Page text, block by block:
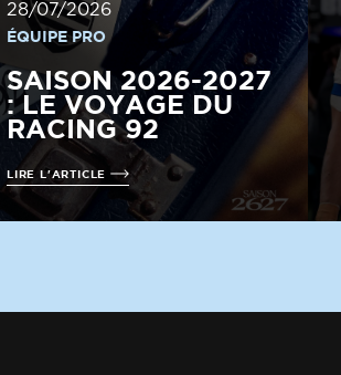
28/07/2026
ÉQUIPE PRO
SAISON 2026-2027
: LE VOYAGE DU
RACING 92
LIRE L'ARTICLE